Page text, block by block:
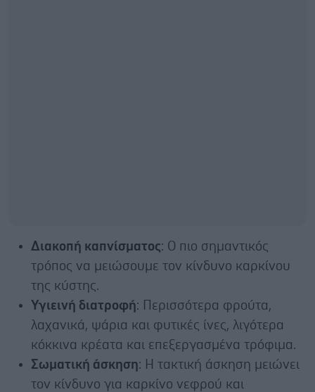
Διακοπή καπνίσματος: Ο πιο σημαντικός
τρόπος να μειώσουμε τον κίνδυνο καρκίνου
της κύστης.
Υγιεινή διατροφή: Περισσότερα φρούτα,
λαχανικά, ψάρια και φυτικές ίνες, λιγότερα
κόκκινα κρέατα και επεξεργασμένα τρόφιμα.
Σωματική άσκηση: Η τακτική άσκηση μειώνει
τον κίνδυνο για καρκίνο νεφρού και